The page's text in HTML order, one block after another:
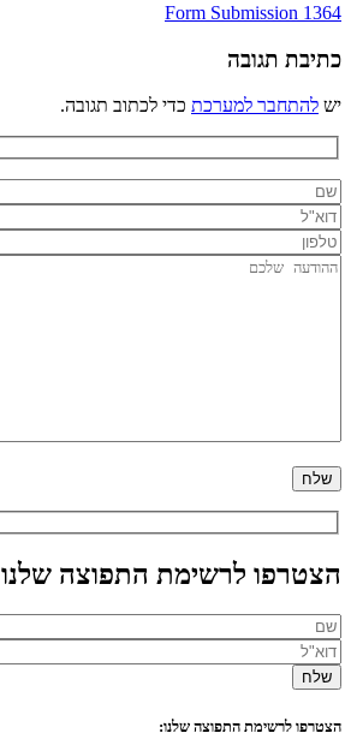
ניווט
Form Submission 1364
כתיבת תגובה
יש להתחבר למערכת כדי לכתוב תגובה.
הצטרפו לרשימת התפוצה שלנו
הצטרפו לרשימת התפוצה שלנו: